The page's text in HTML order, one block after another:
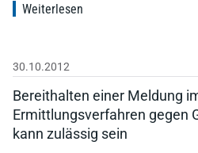
Weiterlesen
30.10.2012
Bereithalten einer Meldung
Ermittlungsverfahren gegen
kann zulässig sein